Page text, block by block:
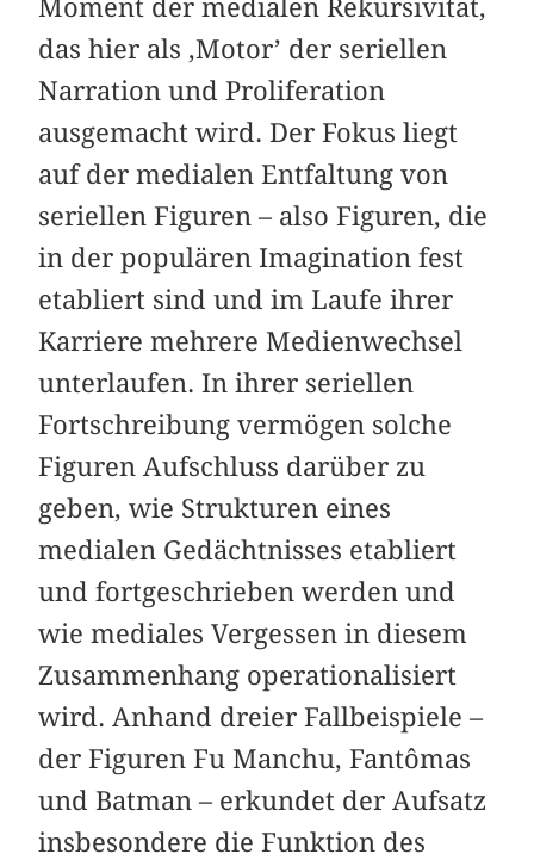
Moment der medialen Rekursivität,
das hier als ‚Motor’ der seriellen
Narration und Proliferation
ausgemacht wird. Der Fokus liegt
auf der medialen Entfaltung von
seriellen Figuren – also Figuren, die
in der populären Imagination fest
etabliert sind und im Laufe ihrer
Karriere mehrere Medienwechsel
unterlaufen. In ihrer seriellen
Fortschreibung vermögen solche
Figuren Aufschluss darüber zu
geben, wie Strukturen eines
medialen Gedächtnisses etabliert
und fortgeschrieben werden und
wie mediales Vergessen in diesem
Zusammenhang operationalisiert
wird. Anhand dreier Fallbeispiele –
der Figuren Fu Manchu, Fantômas
und Batman – erkundet der Aufsatz
insbesondere die Funktion des